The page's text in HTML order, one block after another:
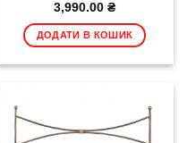
3,990.00 ₴
ДОДАТИ В КОШИК